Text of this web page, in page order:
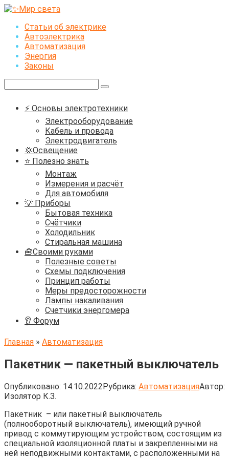
Перейти
контентуСтатьи об электрике
Автоэлектрика
Автоматизация
Энергия
Законы
⚡ Основы электротехники
Электрооборудование
Кабель и провода
Электродвигатель
💢Освещение
⭐ Полезно знать
Монтаж
Измерения и расчёт
Для автомобиля
💡 Приборы
Бытовая техника
Счётчики
Холодильник
Стиральная машина
🧰Своими руками
Полезные советы
Схемы подключения
Принцип работы
Меры предосторожности
Лампы накаливания
Счетчики энергомера
👂 Форум
Главная » Автоматизация
Пакетник — пакетный выключатель
Опубликовано: 14.10.2022Рубрика: АвтоматизацияАвтор:
Изолятор К.З.
Пакетник – или пакетный выключатель
(полнооборотный выключатель), имеющий ручной
привод с коммутирующим устройством, состоящим из
специальной изоляционной платы и закрепленными на
ней неподвижными контактами, с расположенными на